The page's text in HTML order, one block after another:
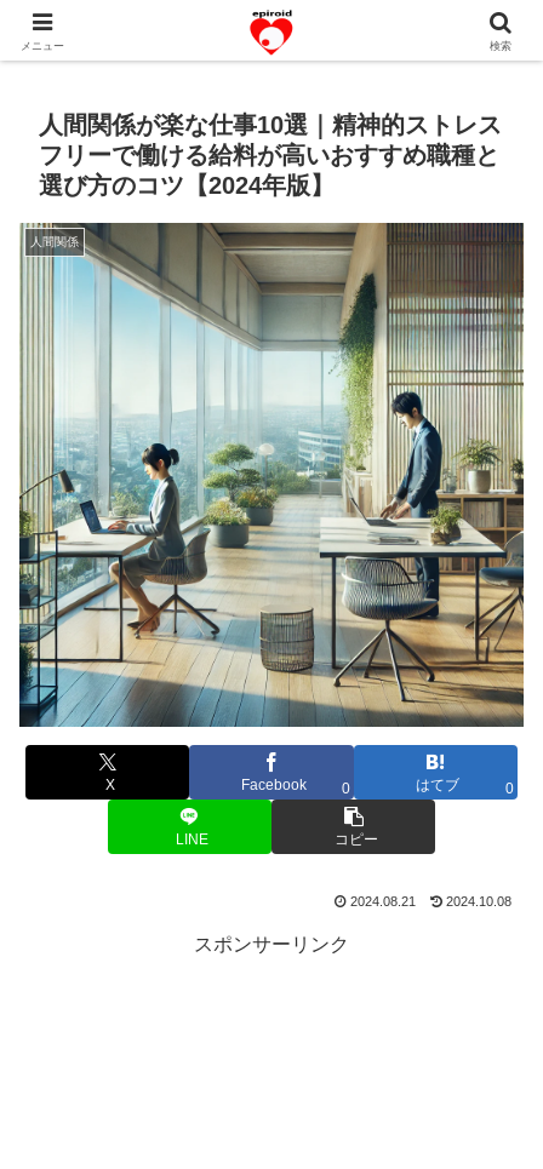
恋愛共感エピソード。あなたのストーリーを変えていく！。
人間関係が楽な仕事10選｜精神的ストレス
フリーで働ける給料が高いおすすめ職種と
選び方のコツ【2024年版】
人間関係
X Facebook 0 はてブ 0
LINE コピー
2024.08.21 2024.10.08
スポンサーリンク
メニュー 検索